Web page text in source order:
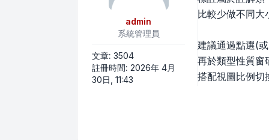
admin
系統管理員
文章: 3504
註冊時間: 2026年 4月
30日, 11:43
比較少做不同大
建議通過點選(
再於類型性質窗
搭配視圖比例切